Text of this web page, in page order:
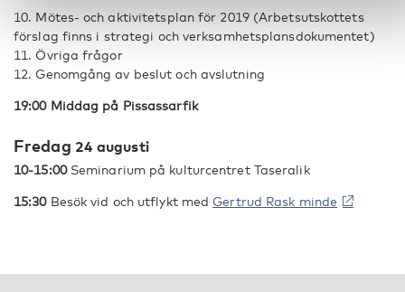
10. Mötes- och aktivitetsplan för 2019 (Arbetsutskottets
förslag finns i strategi och verksamhetsplansdokumentet)
11. Övriga frågor
12. Genomgång av beslut och avslutning
19:00 Middag på Pissassarfik
Fredag 24 augusti
10-15:00 Seminarium på kulturcentret Taseralik
15:30 Besök vid och utflykt med Gertrud Rask minde